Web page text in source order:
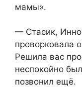
мамы».
— Стасик,
проворковала
Решила вас
неспокойно
позвонил ещё.